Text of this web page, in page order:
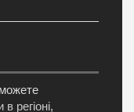
регіоні,